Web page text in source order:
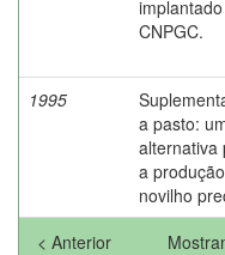
CNPGC.
1995
a pasto:
alternativa
a
novilho
< Anterior